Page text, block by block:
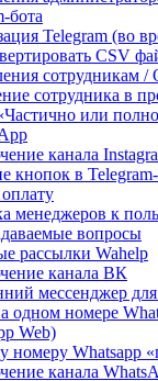
Telegram (во
CSV
сотрудникам /
сотрудника в
или
канала
кнопок в
менеджеров к
вопросы
рассылки Wahelp
канала ВК
мессенджер
одном номере
Web)
номеру Whatsapp
канала